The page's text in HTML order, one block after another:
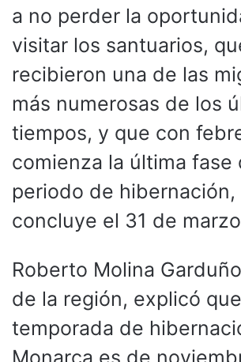
a no perder la
visitar los santuarios,
recibieron una de las
más numerosas de los
tiempos, y que con
comienza la última fase
periodo de hibernación,
concluye el 31 de
Roberto Molina
de la región, explicó
temporada de
Monarca es de